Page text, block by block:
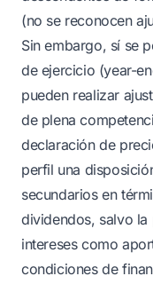
(no se reconocen
Sin embargo, sí se
de ejercicio (year-
pueden realizar
de plena
declaración de
perfil una
secundarios en
dividendos, salvo
intereses como
condiciones de